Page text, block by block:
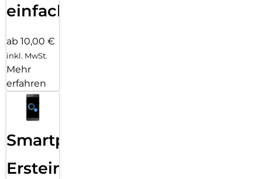
einfach
ab 10,00 €
inkl. MwSt.
Mehr
erfahren
Smartphone
Ersteinrichtung